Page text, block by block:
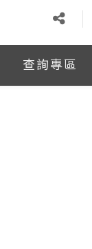
查詢專區